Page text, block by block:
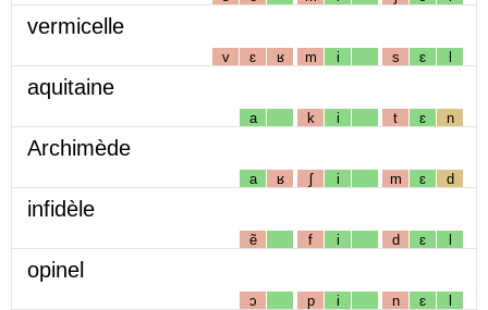
vermicelle
v ɛ ʁ m i s ɛ l
aquitaine
a k i t ɛ n
Archimède
a ʁ ʃ i m ɛ d
infidèle
ẽ f i d ɛ l
opinel
ɔ p i n ɛ l